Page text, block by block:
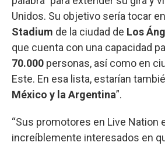
Unidos. Su objetivo sería tocar en
Stadium de la ciudad de Los
que cuenta con una capacidad
70.000 personas, así como en
Este. En esa lista, estarían
México y la Argentina”.
“Sus promotores en Live Nation
increíblemente interesados en